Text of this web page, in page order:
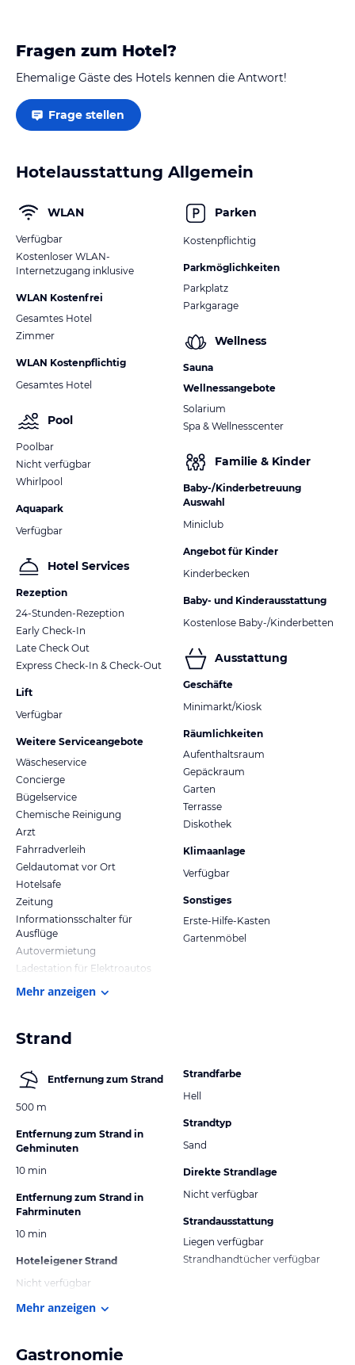
Fragen zum Hotel?
Ehemalige Gäste des Hotels kennen die Antwort!
Frage stellen
Hotelausstattung Allgemein
WLAN
Verfügbar
Kostenloser WLAN-
Internetzugang inklusive
WLAN Kostenfrei
Gesamtes Hotel
Zimmer
WLAN Kostenpflichtig
Gesamtes Hotel
Pool
Poolbar
Nicht verfügbar
Whirlpool
Aquapark
Verfügbar
Hotel Services
Rezeption
24-Stunden-Rezeption
Early Check-In
Late Check Out
Express Check-In & Check-Out
Lift
Verfügbar
Weitere Serviceangebote
Wäscheservice
Concierge
Bügelservice
Chemische Reinigung
Arzt
Fahrradverleih
Geldautomat vor Ort
Hotelsafe
Zeitung
Informationsschalter für
Ausflüge
Autovermietung
Ladestation für Elektroautos
Parken
Kostenpflichtig
Parkmöglichkeiten
Parkplatz
Parkgarage
Wellness
Sauna
Wellnessangebote
Solarium
Spa & Wellnesscenter
Familie & Kinder
Baby-/Kinderbetreuung
Auswahl
Miniclub
Angebot für Kinder
Kinderbecken
Baby- und Kinderausstattung
Kostenlose Baby-/Kinderbetten
Ausstattung
Geschäfte
Minimarkt/Kiosk
Räumlichkeiten
Aufenthaltsraum
Gepäckraum
Garten
Terrasse
Diskothek
Klimaanlage
Verfügbar
Sonstiges
Erste-Hilfe-Kasten
Gartenmöbel
Mehr anzeigen
Strand
Entfernung zum Strand
500 m
Entfernung zum Strand in
Gehminuten
10 min
Entfernung zum Strand in
Fahrminuten
10 min
Hoteleigener Strand
Nicht verfügbar
Strandfarbe
Hell
Strandtyp
Sand
Direkte Strandlage
Nicht verfügbar
Strandausstattung
Liegen verfügbar
Strandhandtücher verfügbar
Mehr anzeigen
Gastronomie